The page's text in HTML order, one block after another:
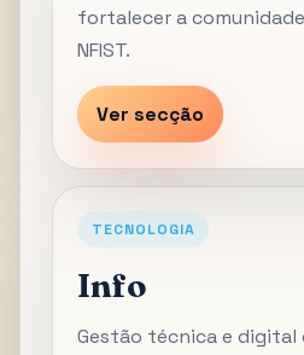
fortalecer a
NFIST.
Ver secção
TECNOLOGIA
Info
Gestão técnica e digital